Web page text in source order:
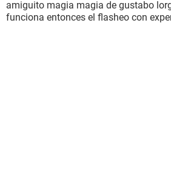
amiguito magia magia de gustabo
funciona entonces el flasheo con